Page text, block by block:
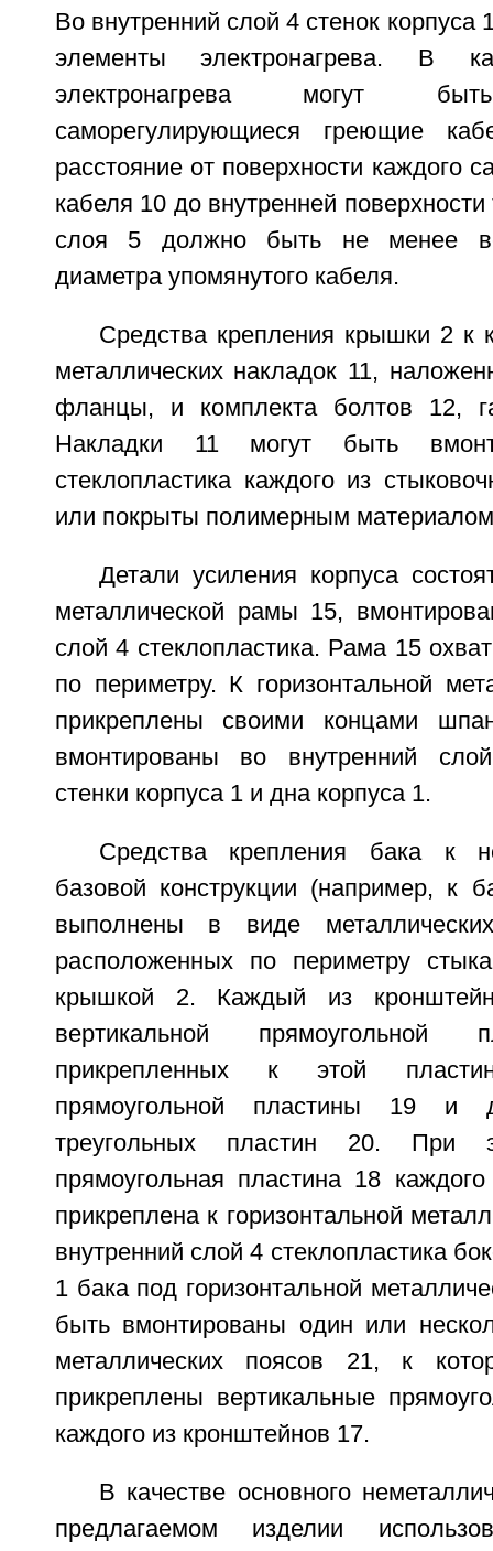
Во внутренний слой 4 стенок корпуса
элементы электронагрева. В
электронагрева могут
саморегулирующиеся греющие
расстояние от поверхности каждого
кабеля 10 до внутренней
слоя 5 должно быть не менее
диаметра упомянутого кабеля.
Средства крепления крышки 2 к
металлических накладок 11,
фланцы, и комплекта болтов 12,
Накладки 11 могут быть
стеклопластика каждого из
или покрыты полимерным
Детали усиления корпуса
металлической рамы 15,
слой 4 стеклопластика. Рама 15
по периметру. К горизонтальной
прикреплены своими концами
вмонтированы во внутренний
стенки корпуса 1 и дна корпуса 1.
Средства крепления бака к
базовой конструкции (например, к
выполнены в виде
расположенных по периметру
крышкой 2. Каждый из
вертикальной
прикрепленных к этой
прямоугольной пластины 19 и
треугольных пластин 20. При
прямоугольная пластина 18
прикреплена к горизонтальной
внутренний слой 4 стеклопластика
1 бака под горизонтальной
быть вмонтированы один или
металлических поясов 21, к
прикреплены вертикальные
каждого из кронштейнов 17.
В качестве основного
предлагаемом изделии